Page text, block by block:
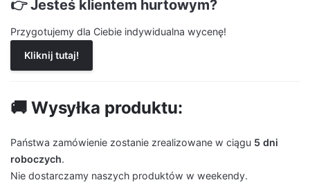
👉 Jesteś klientem hurtowym?
Przygotujemy dla Ciebie indywidualna wycenę!
Kliknij tutaj!
🚚 Wysyłka produktu:
Państwa zamówienie zostanie zrealizowane w ciągu 5 dni
roboczych.
Nie dostarczamy naszych produktów w weekendy.